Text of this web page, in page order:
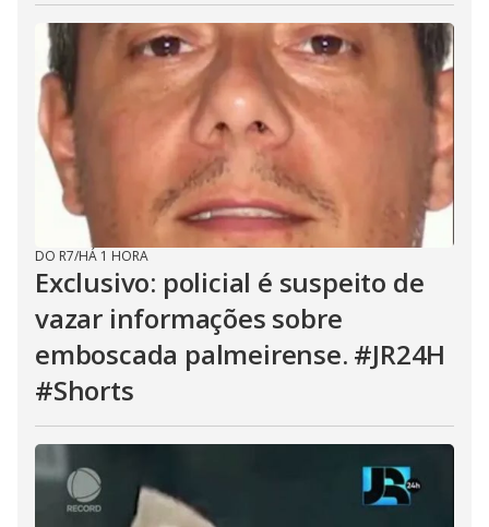
DO R7/HÁ 1 HORA
Exclusivo: policial é suspeito de
vazar informações sobre
emboscada palmeirense. #JR24H
#Shorts